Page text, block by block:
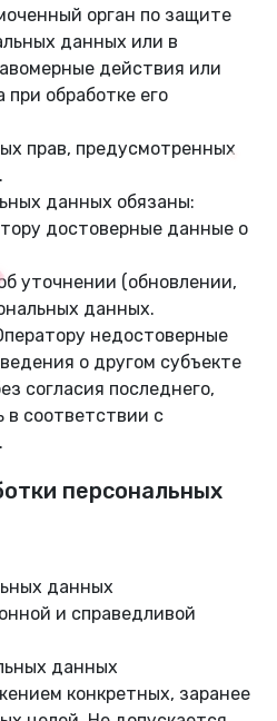
орган по защите
данных или в
действия или
обработке его
прав, предусмотренных
данных обязаны:
достоверные данные о
уточнении (обновлении,
данных.
недостоверные
о другом субъекте
согласия последнего,
в соответствии с
персональных
данных
и справедливой
данных
конкретных, заранее